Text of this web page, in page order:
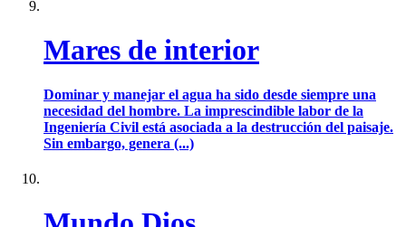
Mares de interior
Dominar y manejar el agua ha sido desde siempre una
necesidad del hombre. La imprescindible labor de la
Ingeniería Civil está asociada a la destrucción del paisaje.
Sin embargo, genera (...)